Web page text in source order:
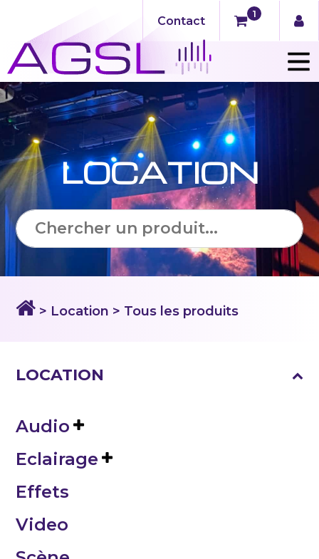
Contact
1
LOCATION
> Location > Tous les produits
LOCATION
Audio
Eclairage
Effets
Video